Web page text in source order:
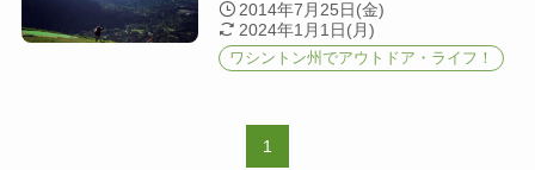
2014年7月25日(金)
2024年1月1日(月)
ワシントン州でアウトドア・ライフ！
1